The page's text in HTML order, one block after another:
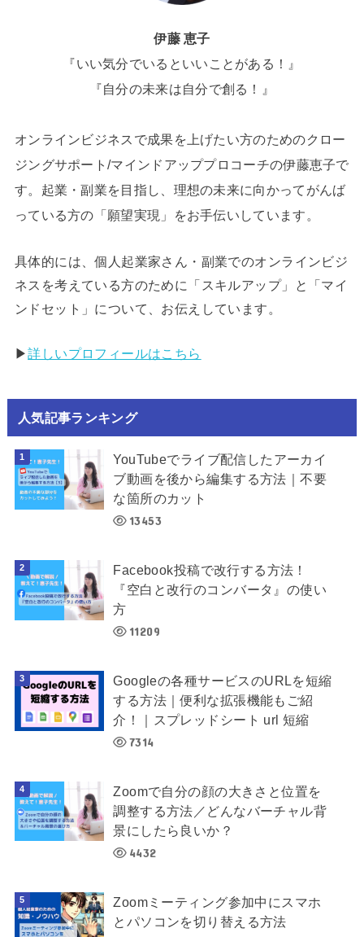
伊藤 恵子
『いい気分でいるといいことがある！』
『自分の未来は自分で創る！』
オンラインビジネスで成果を上げたい方のためのクロー
ジングサポート/マインドアッププロコーチの伊藤恵子で
す。起業・副業を目指し、理想の未来に向かってがんば
っている方の「願望実現」をお手伝いしています。
具体的には、個人起業家さん・副業でのオンラインビジ
ネスを考えている方のために「スキルアップ」と「マイ
ンドセット」について、お伝えしています。
▶︎詳しいプロフィールはこちら
人気記事ランキング
YouTubeでライブ配信したアーカイ
ブ動画を後から編集する方法｜不要
な箇所のカット
13453
Facebook投稿で改行する方法！
『空白と改行のコンバータ』の使い
方
11209
Googleの各種サービスのURLを短縮
する方法｜便利な拡張機能もご紹
介！｜スプレッドシート url 短縮
7314
Zoomで自分の顔の大きさと位置を
調整する方法／どんなバーチャル背
景にしたら良いか？
4432
Zoomミーティング参加中にスマホ
とパソコンを切り替える方法